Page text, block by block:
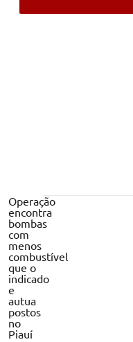
Operação
encontra
bombas
com
menos
combustível
que o
indicado
e
autua
postos
no
Piauí